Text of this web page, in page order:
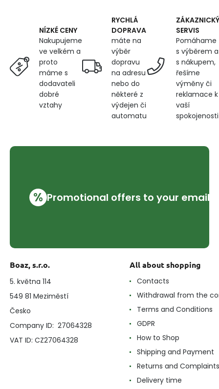
NÍZKÉ CENY
Nakupujeme
ve velkém a
proto
máme s
dodavateli
dobré
vztahy
RYCHLÁ
DOPRAVA
máte na
výběr
dopravu
na adresu
nebo do
některé z
výdejen či
automatu
ZÁKAZNICKÝ
SERVIS
Pomáhame
s výběrem a
s nákupem,
řešíme
výměny či
reklamace k
vaší
spokojenosti
% Promotional offers to your email
Boaz, s.r.o.
5. května 114
549 81 Meziměstí
Česko
Company ID: 27064328
VAT ID: CZ27064328
All about shopping
Contacts
Withdrawal from the
Terms and Conditions
GDPR
How to Shop
Shipping and Payment
Returns and Complaints
Delivery time